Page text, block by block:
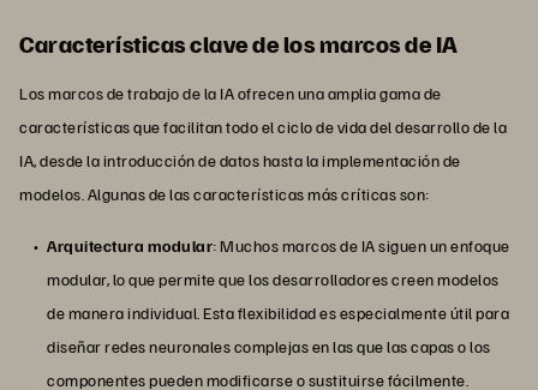
Características clave de los marcos de IA
Los marcos de trabajo de la IA ofrecen una amplia gama de
características que facilitan todo el ciclo de vida del desarrollo de la
IA, desde la introducción de datos hasta la implementación de
modelos. Algunas de las características más críticas son:
Arquitectura modular: Muchos marcos de IA siguen un enfoque
modular, lo que permite que los desarrolladores creen modelos
de manera individual. Esta flexibilidad es especialmente útil para
diseñar redes neuronales complejas en las que las capas o los
componentes pueden modificarse o sustituirse fácilmente.